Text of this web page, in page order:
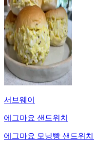
서브웨이
에그마요 샌드위치
에그마요 모닝빵 샌드위